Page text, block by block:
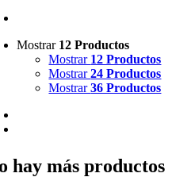
Mostrar 12 Productos
Mostrar 12 Productos
Mostrar24 Productos
Mostrar36 Productos
hay más productos